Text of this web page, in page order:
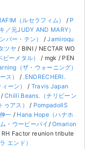
（ルセラフィム） / P
／元JUDY AND MARY）
バー・テン） /Jamiroqu
ツヤ / BINI / NECTAR WO
ーメタル）
/ mgk / PEN
（ザ・ウォーニング）
ス） / .ENDRECHERI.
ーン） / Travis Japan
/Chilli Beans.（チリビーン
ゥアス） / PompadollS
一 / Hana Hope（ハナホ
・ウーピーパイ /Omarion
RH Factor reunion tribute
エンド）